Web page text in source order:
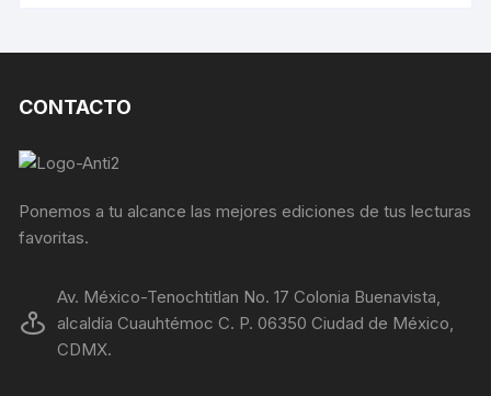
CONTACTO
Ponemos a tu alcance las mejores ediciones de tus lecturas
favoritas.
Av. México-Tenochtitlan No. 17 Colonia Buenavista,
alcaldía Cuauhtémoc C. P. 06350 Ciudad de México,
CDMX.